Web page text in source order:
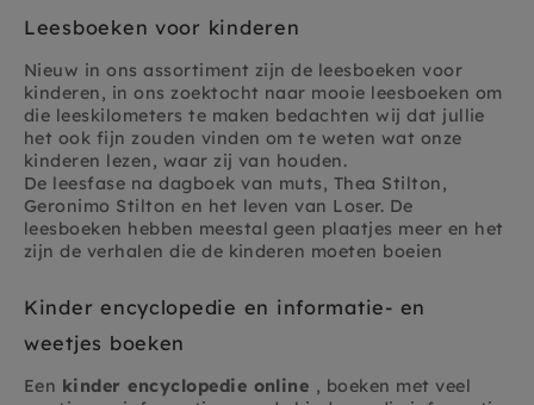
Leesboeken voor kinderen
Nieuw in ons assortiment zijn de leesboeken voor
kinderen, in ons zoektocht naar mooie leesboeken om
die leeskilometers te maken bedachten wij dat jullie
het ook fijn zouden vinden om te weten wat onze
kinderen lezen, waar zij van houden.
De leesfase na dagboek van muts, Thea Stilton,
Geronimo Stilton en het leven van Loser. De
leesboeken hebben meestal geen plaatjes meer en het
zijn de verhalen die de kinderen moeten boeien
Kinder encyclopedie en informatie- en
weetjes boeken
Een kinder encyclopedie online , boeken met veel